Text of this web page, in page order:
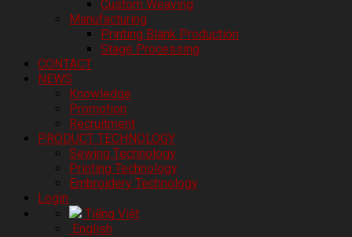
Custom Weaving
Manufacturing
Printing Blank Production
Stage Processing
CONTACT
NEWS
Knowledge
Promotion
Recruitment
PRODUCT TECHNOLOGY
Sewing Technology
Printing Technology
Embroidery Technology
Login
Tiếng Việt
English